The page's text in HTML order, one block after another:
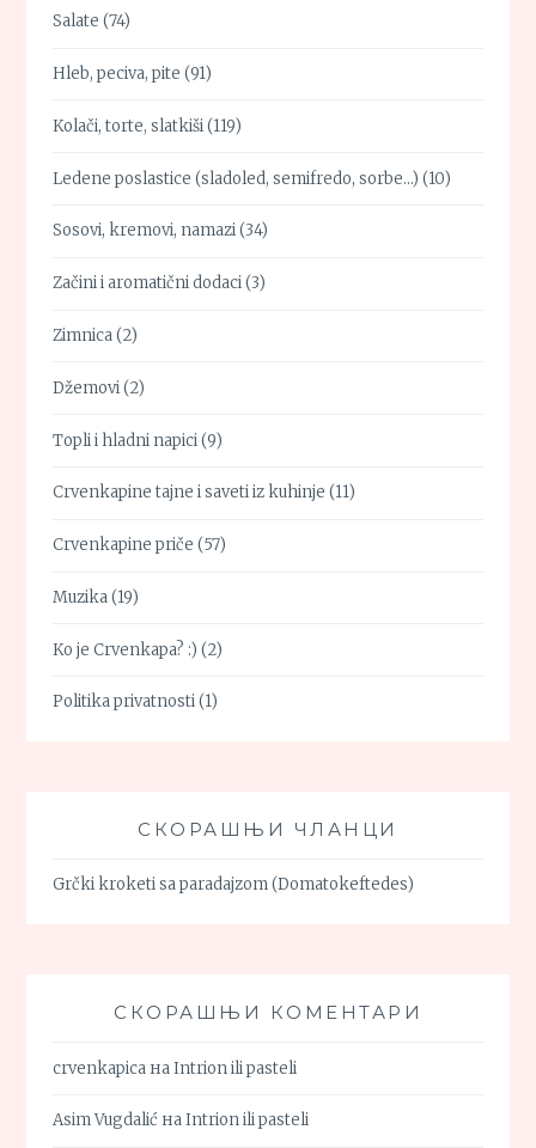
Salate (74)
Hleb, peciva, pite (91)
Kolači, torte, slatkiši(119)
Ledene poslastice (sladoled, semifredo, sorbe…) (10)
Sosovi, kremovi, namazi(34)
Začini i aromatični dodaci(3)
Zimnica(2)
Džemovi(2)
Topli i hladni napici(9)
Crvenkapine tajne i saveti iz kuhinje (11)
Crvenkapine priče (57)
Muzika(19)
Ko je Crvenkapa? :) (2)
Politika privatnosti(1)
СКОРАШЊИ ЧЛАНЦИ
Grčki kroketi sa paradajzom (Domatokeftedes)
СКОРАШЊИ КОМЕНТАРИ
crvenkapica наIntrion ili pasteli
Asim Vugdalić наIntrion ili pasteli